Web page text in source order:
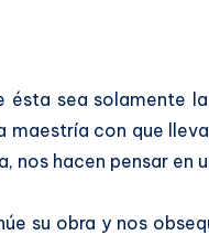
sea solamente
maestría con que
hacen pensar en
su obra y nos